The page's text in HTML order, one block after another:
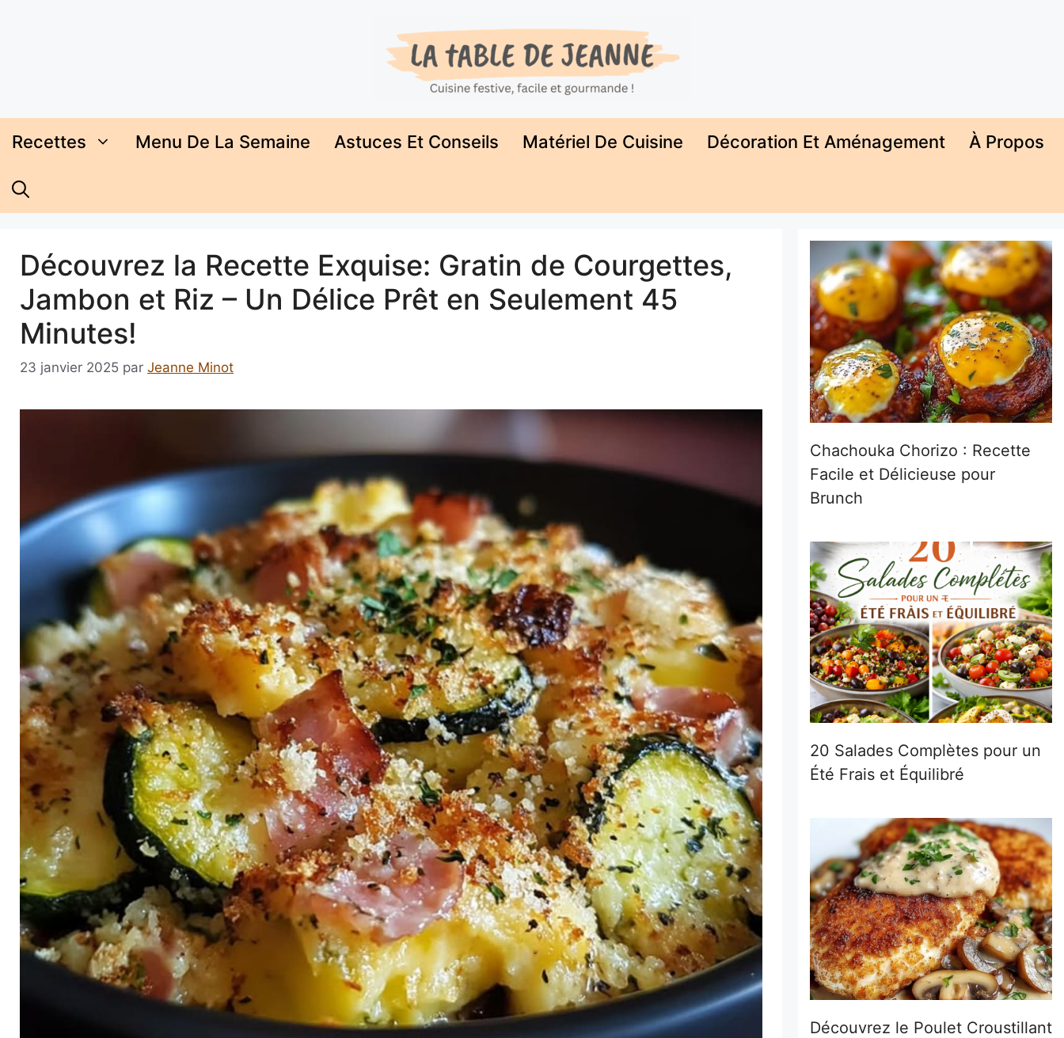
Recettes Menu De La Semaine Astuces Et Conseils Matériel De Cuisine Décoration Et Aménagement À Propos
Découvrez la Recette Exquise: Gratin de Courgettes,
Jambon et Riz – Un Délice Prêt en Seulement 45
Minutes!
23 janvier 2025 par Jeanne Minot
Chachouka Chorizo : Recette
Facile et Délicieuse pour
Brunch
20 Salades Complètes pour un
Été Frais et Équilibré
Découvrez le Poulet Croustillant